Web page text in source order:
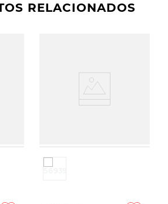
RELACIONADOS